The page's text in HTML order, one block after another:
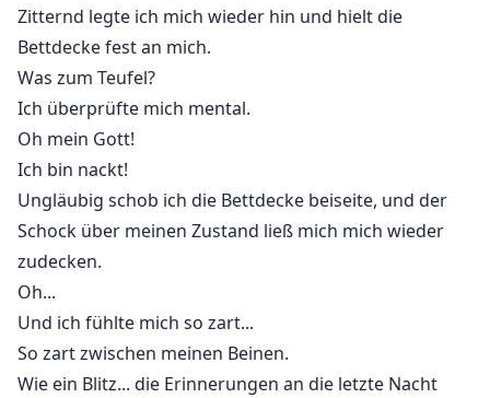
Zitternd legte ich mich wieder hin und hielt die
Bettdecke fest an mich.
Was zum Teufel?
Ich überprüfte mich mental.
Oh mein Gott!
Ich bin nackt!
Ungläubig schob ich die Bettdecke beiseite, und der
Schock über meinen Zustand ließ mich mich wieder
zudecken.
Oh...
Und ich fühlte mich so zart...
So zart zwischen meinen Beinen.
Wie ein Blitz... die Erinnerungen an die letzte Nacht